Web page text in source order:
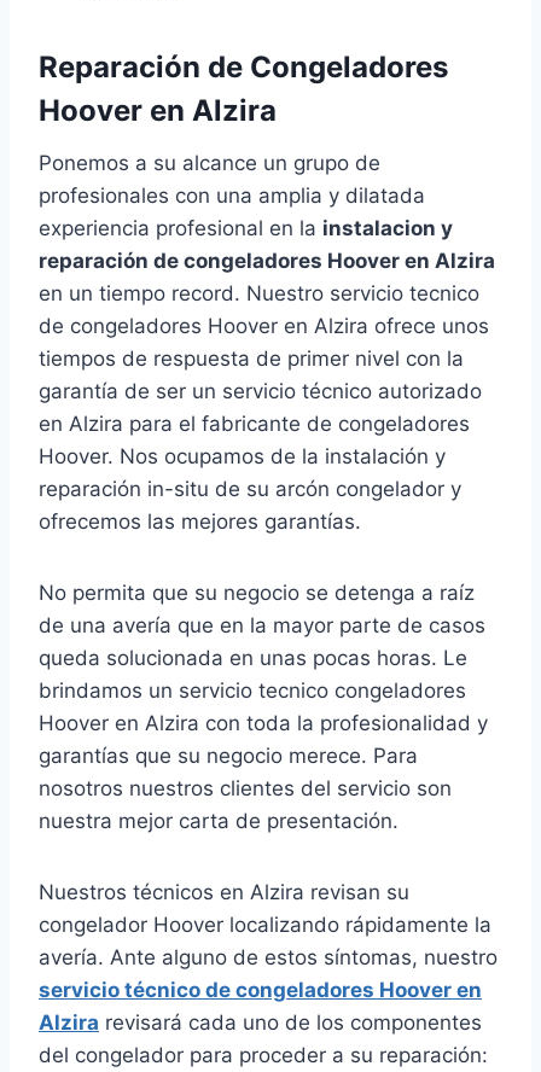
Reparación de Congeladores
Hoover en Alzira
Ponemos a su alcance un grupo de
profesionales con una amplia y dilatada
experiencia profesional en la instalacion y
reparación de congeladores Hoover en Alzira
en un tiempo record. Nuestro servicio tecnico
de congeladores Hoover en Alzira ofrece unos
tiempos de respuesta de primer nivel con la
garantía de ser un servicio técnico autorizado
en Alzira para el fabricante de congeladores
Hoover. Nos ocupamos de la instalación y
reparación in-situ de su arcón congelador y
ofrecemos las mejores garantías.
No permita que su negocio se detenga a raíz
de una avería que en la mayor parte de casos
queda solucionada en unas pocas horas. Le
brindamos un servicio tecnico congeladores
Hoover en Alzira con toda la profesionalidad y
garantías que su negocio merece. Para
nosotros nuestros clientes del servicio son
nuestra mejor carta de presentación.
Nuestros técnicos en Alzira revisan su
congelador Hoover localizando rápidamente la
avería. Ante alguno de estos síntomas, nuestro
servicio técnico de congeladores Hoover en
Alzira revisará cada uno de los componentes
del congelador para proceder a su reparación: